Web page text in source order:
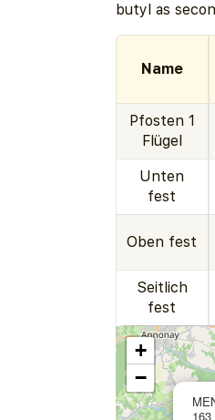
butyl as
Name
Pfosten 1
Flügel
Unten
fest
Oben fest
Seitlich
fest
+
−